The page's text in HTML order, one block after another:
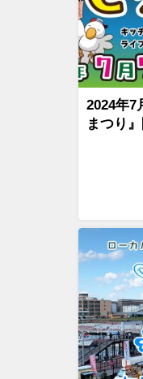
2024年7
まつり』